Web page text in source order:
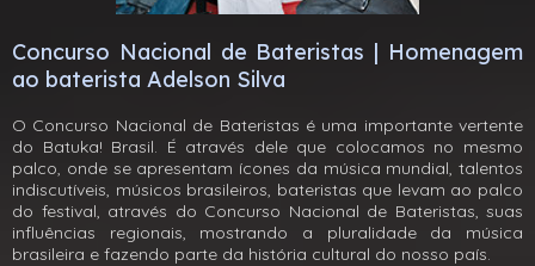
Concurso Nacional de Bateristas | Homenagem
ao baterista Adelson Silva
O Concurso Nacional de Bateristas é uma importante vertente
do Batuka! Brasil. É através dele que colocamos no mesmo
palco, onde se apresentam ícones da música mundial, talentos
indiscutíveis, músicos brasileiros, bateristas que levam ao palco
do festival, através do Concurso Nacional de Bateristas, suas
influências regionais, mostrando a pluralidade da música
brasileira e fazendo parte da história cultural do nosso país.